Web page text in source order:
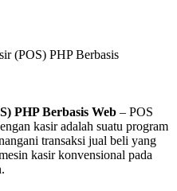
PHP Berbasis Web – POS
kasir adalah suatu program
transaksi jual beli yang
kasir konvensional pada